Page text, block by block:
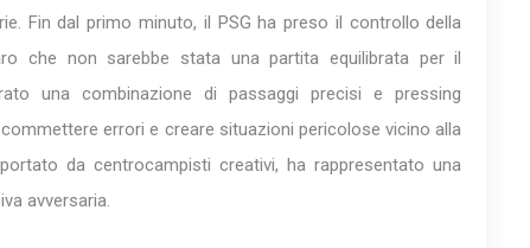
Fin dal primo minuto, il PSG ha preso il controllo della
che non sarebbe stata una partita equilibrata per il
una combinazione di passaggi precisi e pressing
errori e creare situazioni pericolose vicino alla
da centrocampisti creativi, ha rappresentato una
avversaria.